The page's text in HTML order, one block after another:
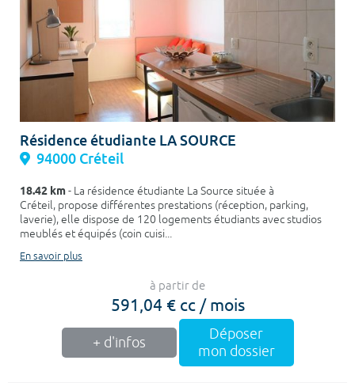
Résidence étudiante LA SOURCE
94000 Créteil
18.42 km- La résidence étudiante La Source située à
Créteil, propose différentes prestations (réception, parking,
laverie), elle dispose de 120 logements étudiants avec studios
meublés et équipés (coin cuisi...
En savoir plus
à partir de
591,04 € cc / mois
+ d'infos
Déposer
mon dossier